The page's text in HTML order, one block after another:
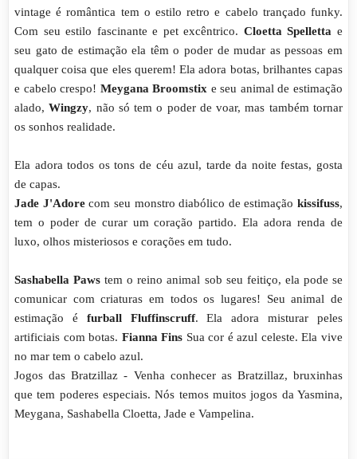
vintage é romântica tem o estilo retro e cabelo trançado funky.
Com seu estilo fascinante e pet excêntrico. Cloetta Spelletta e
seu gato de estimação ela têm o poder de mudar as pessoas em
qualquer coisa que eles querem! Ela adora botas, brilhantes capas
e cabelo crespo! Meygana Broomstix e seu animal de estimação
alado,Wingzy, não só tem o poder de voar, mas também tornar
os sonhos realidade.
Ela adora todos os tons de céu azul, tarde da noite festas, gosta
de capas.
Jade J'Adorecom seu monstro diabólico de estimação kissifuss,
tem o poder de curar um coração partido. Ela adora renda de
luxo, olhos misteriosos e corações em tudo.
Sashabella Paws tem o reino animal sob seu feitiço, ela pode se
comunicar com criaturas em todos os lugares! Seu animal de
estimação é furball Fluffinscruff. Ela adora misturar peles
artificiais com botas. Fianna Fins Sua cor é azul celeste. Ela vive
no mar tem o cabelo azul.
Jogos das Bratzillaz - Venha conhecer as Bratzillaz, bruxinhas
que tem poderes especiais. Nós temos muitos jogos da Yasmina,
Meygana, Sashabella Cloetta, Jade e Vampelina.